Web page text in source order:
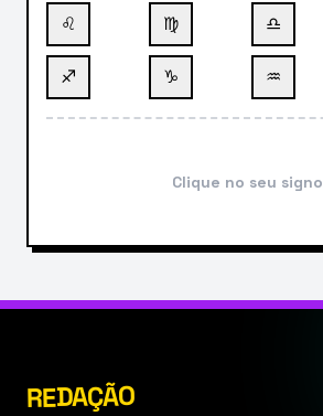
♌ ♍ ♎
♐ ♑ ♒
Clique no seu signo
REDAÇÃO